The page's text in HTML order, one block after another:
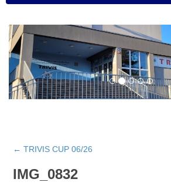
← TRIVIS CUP 06/26
IMG_0832